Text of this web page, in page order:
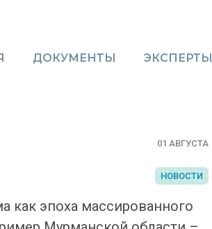
ДОКУМЕНТЫ ЭКСПЕРТЫ
01 АВГУСТА
НОВОСТИ
как эпоха массированного